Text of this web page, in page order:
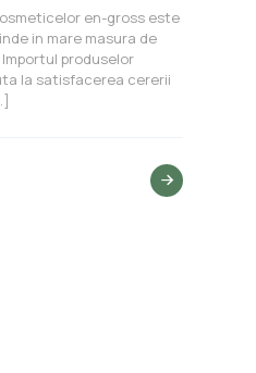
en-gross este
in mare masura de
produselor
la satisfacerea cererii